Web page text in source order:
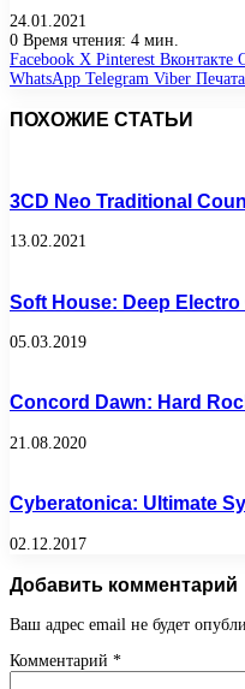
24.01.2021
0 Время чтения: 4 мин.
Facebook X Pinterest Вконтакте
WhatsApp Telegram Viber
ПОХОЖИЕ СТАТЬИ
3CD Neo Traditional
13.02.2021
Soft House: Deep Electro
05.03.2019
Concord Dawn: Hard
21.08.2020
Cyberatonica: Ultimate
02.12.2017
Добавить комментарий
Ваш адрес email не будет
Комментарий *